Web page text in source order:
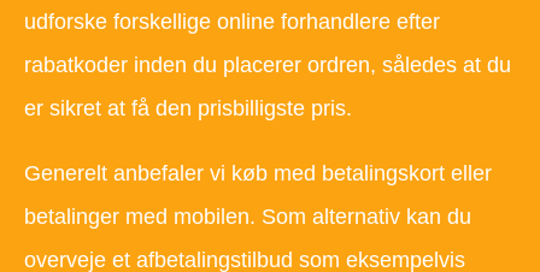
udforske forskellige online forhandlere efter
rabatkoder inden du placerer ordren, således at du
er sikret at få den prisbilligste pris.
Generelt anbefaler vi køb med betalingskort eller
betalinger med mobilen. Som alternativ kan du
overveje et afbetalingstilbud som eksempelvis